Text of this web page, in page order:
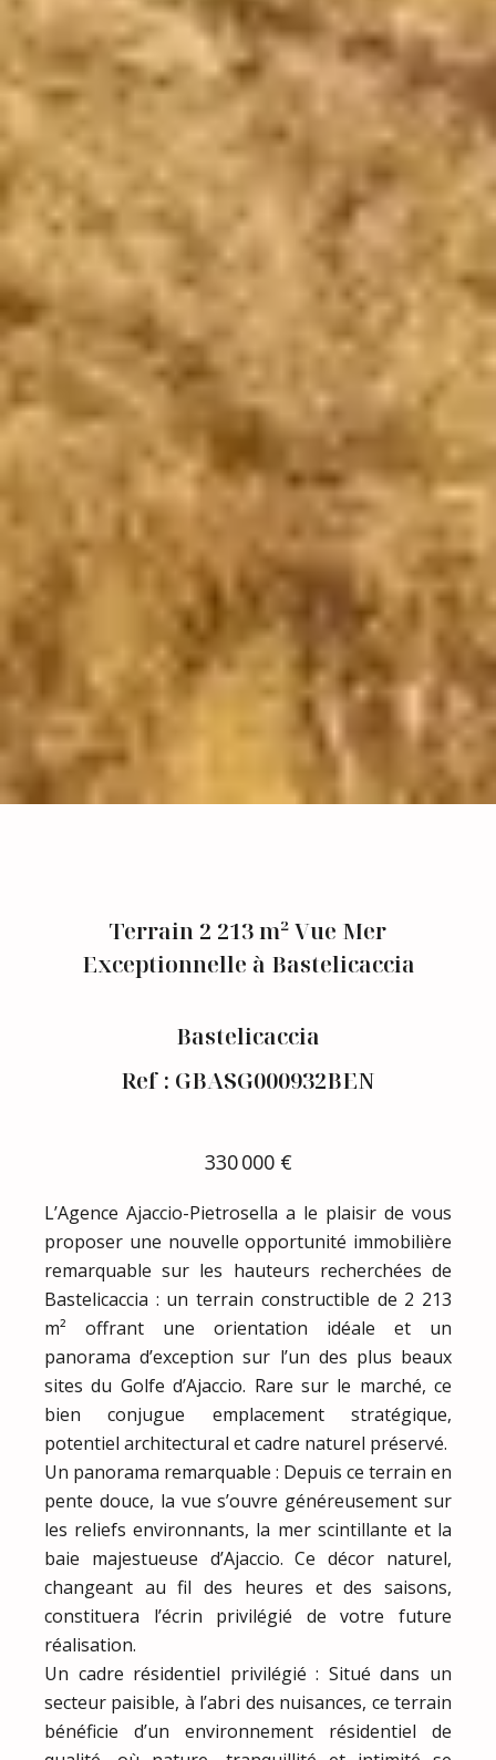
Terrain 2 213 m² Vue Mer
Exceptionnelle à Bastelicaccia
Bastelicaccia
Ref : GBASG000932BEN
330 000 €
L’Agence Ajaccio-Pietrosella a le plaisir de vous
proposer une nouvelle opportunité immobilière
remarquable sur les hauteurs recherchées de
Bastelicaccia : un terrain constructible de 2 213
m² offrant une orientation idéale et un
panorama d’exception sur l’un des plus beaux
sites du Golfe d’Ajaccio. Rare sur le marché, ce
bien conjugue emplacement stratégique,
potentiel architectural et cadre naturel préservé.
Un panorama remarquable : Depuis ce terrain en
pente douce, la vue s’ouvre généreusement sur
les reliefs environnants, la mer scintillante et la
baie majestueuse d’Ajaccio. Ce décor naturel,
changeant au fil des heures et des saisons,
constituera l’écrin privilégié de votre future
réalisation.
Un cadre résidentiel privilégié : Situé dans un
secteur paisible, à l’abri des nuisances, ce terrain
bénéficie d’un environnement résidentiel de